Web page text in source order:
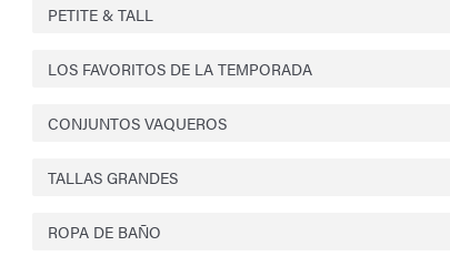
PETITE & TALL
LOS FAVORITOS DE LA TEMPORADA
CONJUNTOS VAQUEROS
TALLAS GRANDES
ROPA DE BAÑO